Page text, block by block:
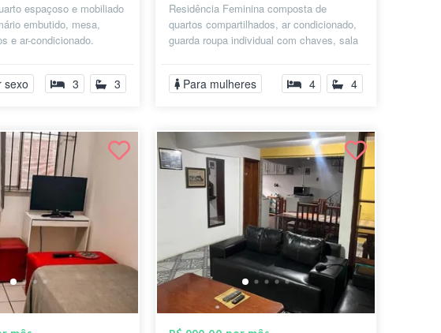
espaçoso e mobiliado
embutido, mesa,
e ar-condicionado.
sexo 3 3
Residência Feminina composta de
quartos compartilhados, ar condicionado,
guarda roupa individual com chaves, sala
Para mulheres 4 4